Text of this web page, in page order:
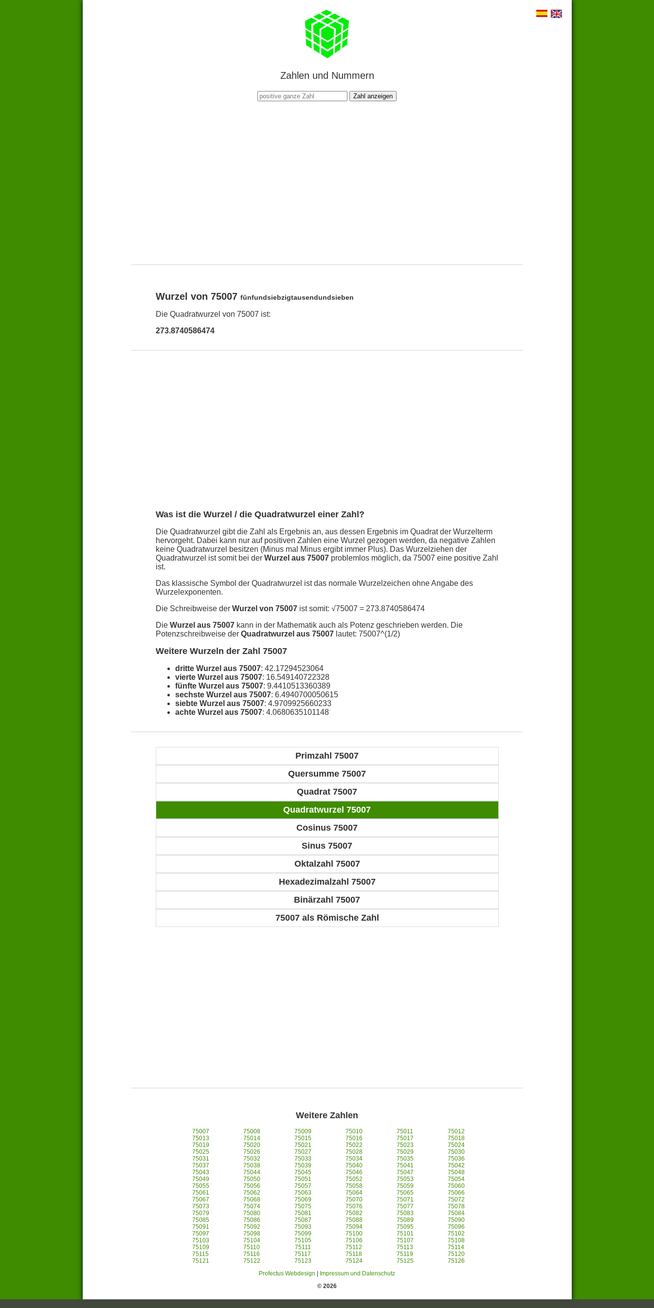
Zahlen und Nummern
Zahl anzeigen
Wurzel von 75007 fünfundsiebzigtausendundsieben
Die Quadratwurzel von 75007 ist:
273.8740586474
Was ist die Wurzel / die Quadratwurzel einer Zahl?
Die Quadratwurzel gibt die Zahl als Ergebnis an, aus dessen Ergebnis im Quadrat der Wurzelterm
hervorgeht. Dabei kann nur auf positiven Zahlen eine Wurzel gezogen werden, da negative Zahlen
keine Quadratwurzel besitzen (Minus mal Minus ergibt immer Plus). Das Wurzelziehen der
Quadratwurzel ist somit bei der Wurzel aus 75007problemlos möglich, da 75007 eine positive Zahl
ist.
Das klassische Symbol der Quadratwurzel ist das normale Wurzelzeichen ohne Angabe des
Wurzelexponenten.
Die Schreibweise der Wurzel von 75007ist somit: √75007 = 273.8740586474
Die Wurzel aus 75007kann in der Mathematik auch als Potenz geschrieben werden. Die
Potenzschreibweise der Quadratwurzel aus 75007lautet: 75007^(1/2)
Weitere Wurzeln der Zahl 75007
dritte Wurzel aus 75007: 42.17294523064
vierte Wurzel aus 75007: 16.549140722328
fünfte Wurzel aus 75007: 9.4410513360389
sechste Wurzel aus 75007: 6.4940700050615
siebte Wurzel aus 75007: 4.9709925660233
achte Wurzel aus 75007: 4.0680635101148
Primzahl 75007
Quersumme 75007
Quadrat 75007
Quadratwurzel 75007
Cosinus 75007
Sinus 75007
Oktalzahl 75007
Hexadezimalzahl 75007
Binärzahl 75007
75007 als Römische Zahl
Weitere Zahlen
75007 75008 75009 75010 75011
75012
75013
75014 75015 75016 75017
75018
75019
75020 75021 75022 75023
75024
75025
75026 75027 75028 75029
75030
75031
75032 75033 75034 75035
75036
75037
75038 75039 75040 75041
75042
75043
75044 75045 75046 75047
75048
75049
75050 75051 75052 75053
75054
75055
75056 75057 75058 75059
75060
75061
75062 75063 75064 75065
75066
75067
75068 75069 75070 75071
75072
75073
75074 75075 75076 75077
75078
75079
75080 75081 75082 75083
75084
75085
75086 75087 75088 75089
75090
75091
75092 75093 75094 75095
75096
75097
75098 75099 75100 75101
75102
75103
75104 75105 75106 75107
75108
75109
75110 75111 75112 75113
75114
75115
75116 75117 75118 75119
75120
75121
75122 75123 75124 75125
75126
Profectus Webdesign
Impressum und Datenschutz
© 2026